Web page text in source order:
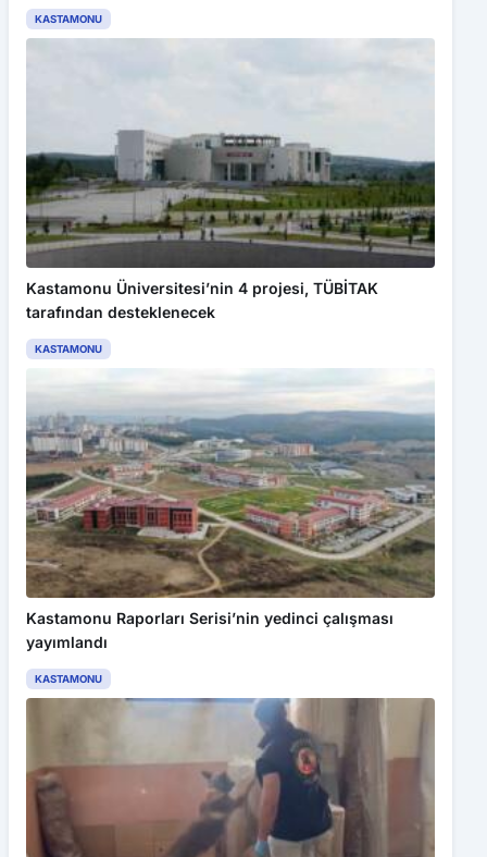
KASTAMONU
Kastamonu Üniversitesi’nin 4 projesi, TÜBİTAK
tarafından desteklenecek
KASTAMONU
Kastamonu Raporları Serisi’nin yedinci çalışması
yayımlandı
KASTAMONU